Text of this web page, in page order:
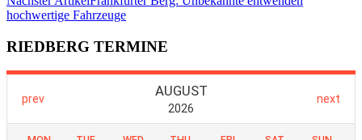
hochwertige Fahrzeuge
RIEDBERG TERMINE